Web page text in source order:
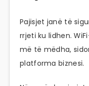
Pajisjet janë të
rrjeti ku lidhen.
më të mëdha,
platforma biznesi.